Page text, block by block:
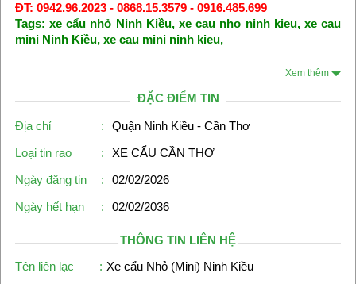
ĐT: 0942.96.2023 - 0868.15.3579 - 0916.485.699
Tags: xe cẩu nhỏ Ninh Kiều, xe cau nho ninh kieu, xe cau
mini Ninh Kiều, xe cau mini ninh kieu,
Xem thêm
ĐẶC ĐIỂM TIN
Địa chỉ :
Quận Ninh Kiều - Cần Thơ
Loại tin rao
:
XE CẨU CẦN THƠ
Ngày đăng tin
:
02/02/2026
Ngày hết hạn
: 02/02/2036
THÔNG TIN LIÊN HỆ
Tên liên lạc
: Xe cẩu Nhỏ (Mini) Ninh Kiều